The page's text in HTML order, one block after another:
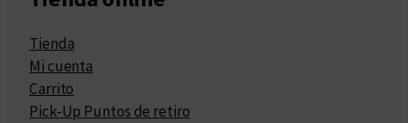
Tienda
Mi cuenta
Carrito
Pick-Up Puntos de retiro